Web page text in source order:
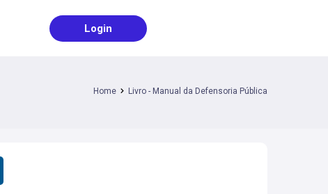
Login
Home Livro - Manual da Defensoria Pública